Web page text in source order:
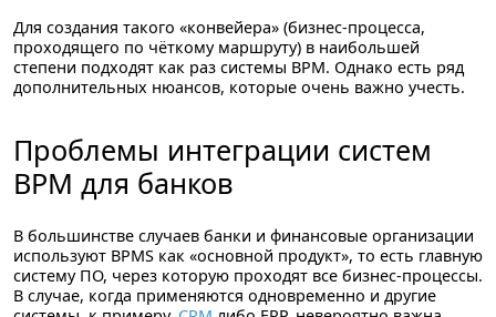
Для создания такого «конвейера» (бизнес-процесса,
проходящего по чёткому маршруту) в наибольшей
степени подходят как раз системы BPM. Однако есть ряд
дополнительных нюансов, которые очень важно учесть.
Проблемы интеграции систем
BPM для банков
В большинстве случаев банки и финансовые организации
используют BPMS как «основной продукт», то есть главную
систему ПО, через которую проходят все бизнес-процессы.
В случае, когда применяются одновременно и другие